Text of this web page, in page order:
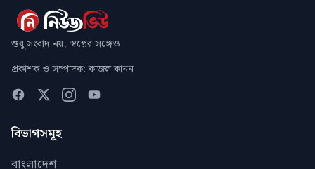
শুধু সংবাদ নয়, স্বপ্নের সঙ্গেও
প্রকাশক ও সম্পাদক: কাজল কানন
বিভাগসমূহ
বাংলাদেশ